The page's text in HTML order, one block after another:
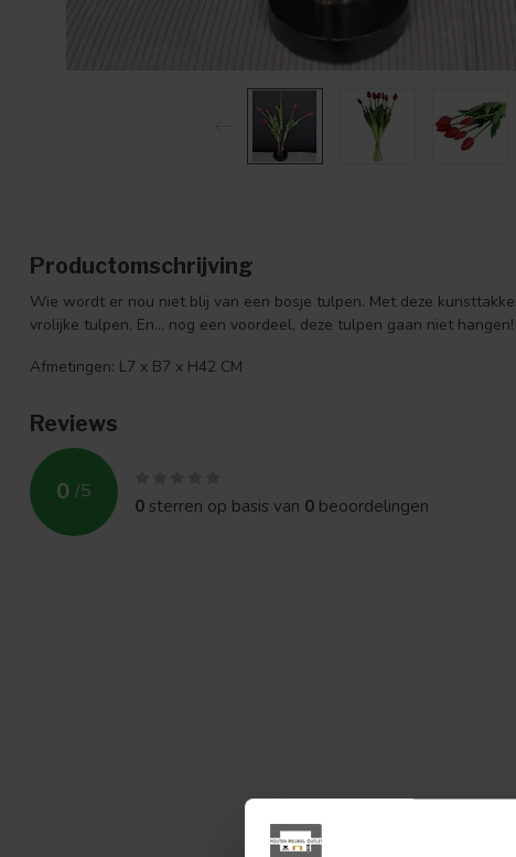
Productomschrijving
Wie wordt er nou niet blij van een bosje tulpen. Met deze
vrolijke tulpen. En... nog een voordeel, deze tulpen gaan niet
Afmetingen: L7 x B7 x H42 CM
Reviews
0 /5
0sterren op basis van 0 beoordelingen